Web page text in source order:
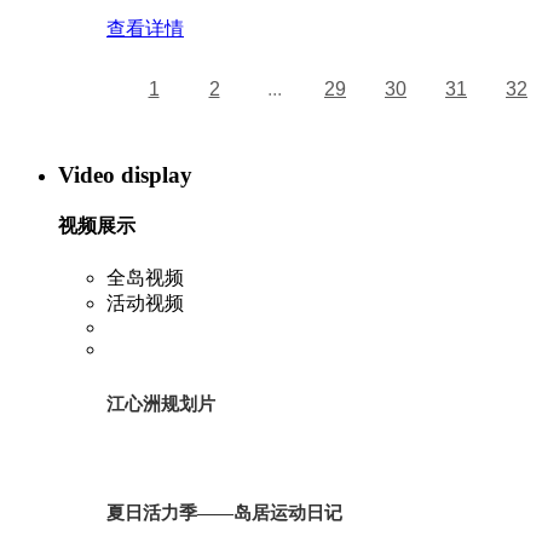
查看详情
1 2 ... 29 30 31 32
Video display
视频展示
全岛视频
活动视频
江心洲规划片
夏日活力季——岛居运动日记